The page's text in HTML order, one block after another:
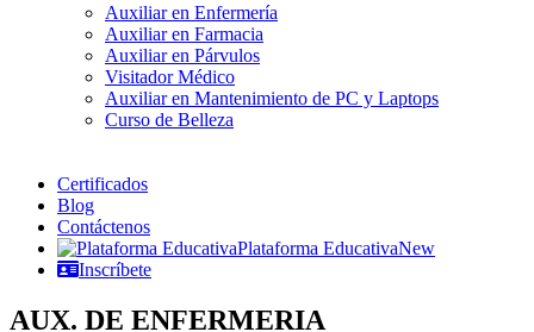
Auxiliar en Enfermería
Auxiliar en Farmacia
Auxiliar en Párvulos
Visitador Médico
Auxiliar en Mantenimiento de PC y Laptops
Curso de Belleza
Certificados
Blog
Contáctenos
Plataforma EducativaNew
Inscríbete
AUX. DE ENFERMERIA